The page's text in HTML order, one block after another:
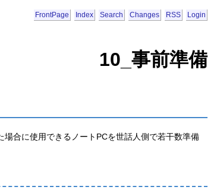
FrontPage Index Search Changes RSS Login
10_事前準備
合に使用できるノートPCを世話人側で若干数準備